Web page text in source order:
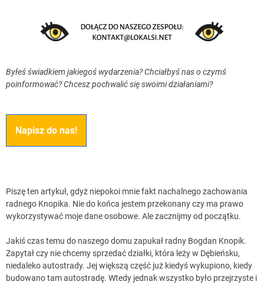
Byłeś świadkiem jakiegoś wydarzenia? Chciałbyś nas o czymś
poinformować? Chcesz pochwalić się swoimi działaniami?
Napisz do nas!
Piszę ten artykuł, gdyż niepokoi mnie fakt nachalnego zachowania
radnego Knopika. Nie do końca jestem przekonany czy ma prawo
wykorzystywać moje dane osobowe. Ale zacznijmy od początku.
Jakiś czas temu do naszego domu zapukał radny Bogdan Knopik.
Zapytał czy nie chcemy sprzedać działki, która leży w Dębieńsku,
niedaleko autostrady. Jej większą część już kiedyś wykupiono, kiedy
budowano tam autostradę. Wtedy jednak wszystko było przejrzyste i